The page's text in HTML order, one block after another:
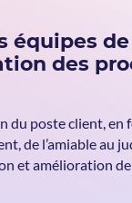
équipes
des
du poste client,
de l’amiable au
et amélioration